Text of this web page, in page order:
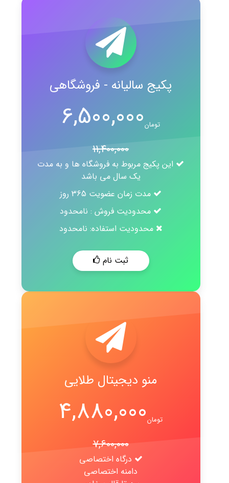
پکیج سالیانه - فروشگاهی
6,500,000
11,400,000
این پکیج مربوط به فروشگاه ها و به مدت
یک سال می باشد
مدت زمان عضویت 365 روز
محدودیت فروش : نامحدود
محدودیت استفاده: نامحدود
ثبت نام
منو دیجیتال طلایی
4,880,000
7,600,000
درگاه اختصاصی
دامنه اختصاصی